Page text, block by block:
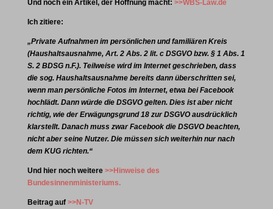
Und noch ein Artikel, der Hoffnung macht: >>WBS-Law.de
Ich zitiere:
„Private Aufnahmen im persönlichen und familiären Kreis
(Haushaltsausnahme, Art. 2Abs. 2 lit. c DSGVO bzw. § 1 Abs. 1
S. 2 BDSG n.F.). Teilweise wird im Internet geschrieben, dass
die sog. Haushaltsausnahme bereits dann überschritten sei,
wenn man persönliche Fotos im Internet, etwa bei Facebook
hochlädt. Dann würde die DSGVO gelten. Dies ist aber nicht
richtig, wie der Erwägungsgrund 18 zur DSGVO ausdrücklich
klarstellt. Danach muss zwar Facebook die DSGVO beachten,
nicht aber seine Nutzer. Die müssen sich weiterhin nur nach
dem KUG richten.“
Und hier noch weitere >>Hinweise des
Bundesinnenministeriums.
Beitrag auf >>N-TV